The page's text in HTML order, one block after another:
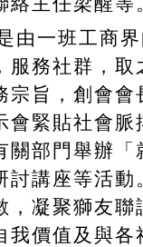
由一班工商
服務社群，取
宗旨，創會會
會緊貼社會脈
關部門舉辦「
討講座等活動
，凝聚獅友聯
我價值及與各